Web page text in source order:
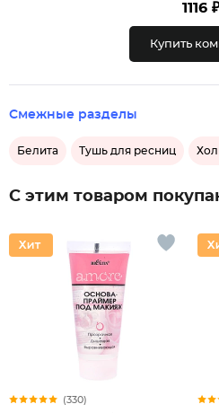
1116 ₽
Купить
Смежные разделы
Белита Тушь для ресниц
С этим товаром
(330)